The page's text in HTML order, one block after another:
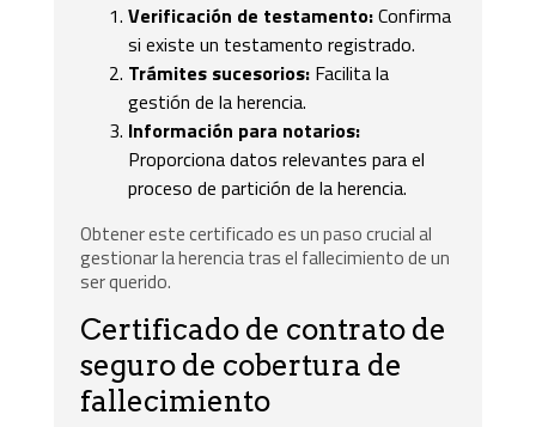
Verificación de testamento:Confirma
si existe un testamento registrado.
Trámites sucesorios: Facilita la
gestión de la herencia.
Información para notarios:
Proporciona datos relevantes para el
proceso de partición de la herencia.
Obtener este certificado es un paso crucial al
gestionar la herencia tras el fallecimiento de un
ser querido.
Certificado de contrato de
seguro de cobertura de
fallecimiento